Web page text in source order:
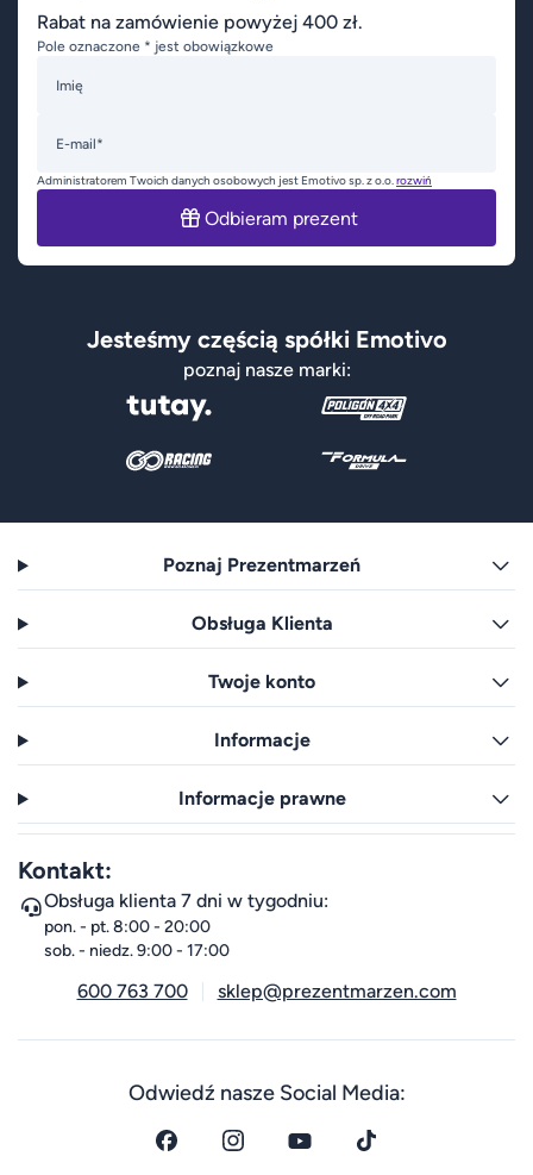
Rabat na zamówienie powyżej 400 zł.
Pole oznaczone * jest obowiązkowe
Imię
E-mail*
Administratorem Twoich danych osobowych jest Emotivo sp. z o.o.rozwiń
Odbieram prezent
Jesteśmy częścią spółki Emotivo
poznaj nasze marki:
Poznaj Prezentmarzeń
Obsługa Klienta
Twoje konto
Informacje
Informacje prawne
Kontakt:
Obsługa klienta 7 dni w tygodniu:
pon. - pt. 8:00 - 20:00
sob. - niedz. 9:00 - 17:00
600 763 700 sklep@prezentmarzen.com
Odwiedź nasze Social Media: